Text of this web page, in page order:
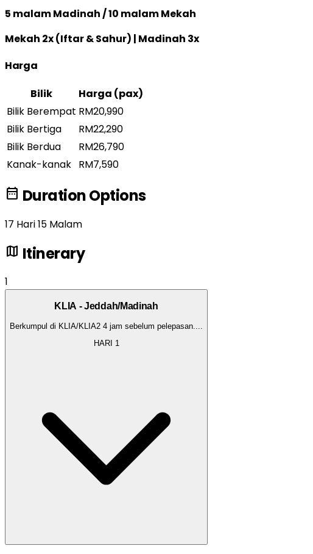
5 malam Madinah / 10 malam Mekah
Mekah 2x (Iftar & Sahur) | Madinah 3x
Harga
Bilik
Harga (pax)
Bilik Berempat RM20,990
Bilik Bertiga
RM22,290
Bilik Berdua
RM26,790
Kanak-kanak RM7,590
date_range Duration Options
17 Hari 15 Malam
map Itinerary
1
KLIA - Jeddah/Madinah
Berkumpul di KLIA/KLIA2 4 jam sebelum pelepasan.
HARI 1